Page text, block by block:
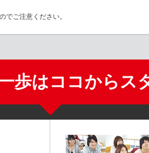
でご注意ください。
歩はココからス